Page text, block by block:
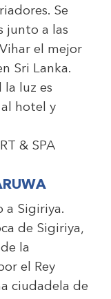
Se
junto a las
el mejor
Sri Lanka.
la luz es
hotel y
& SPA
a Sigiriya.
de Sigiriya,
la
el Rey
ciudadela de